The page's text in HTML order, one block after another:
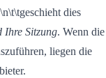
dies
Ihre Sitzung. Wenn die
liegen die